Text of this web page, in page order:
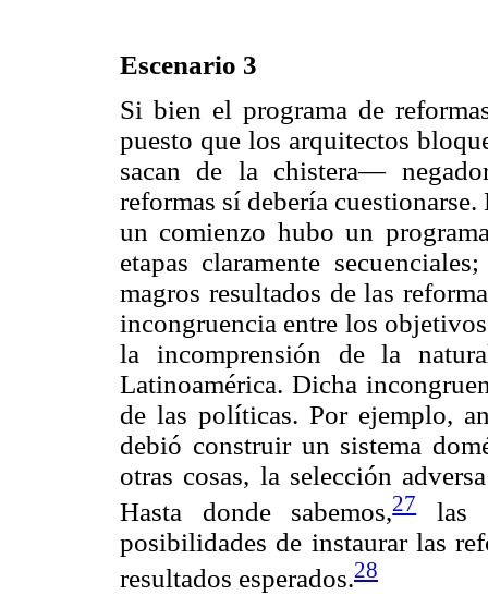
Escenario 3
Si bien el programa de
puesto que los arquitectos
sacan de la chistera—
reformas sí debería
un comienzo hubo un
etapas claramente
magros resultados de las
incongruencia entre los
la incomprensión de la
Latinoamérica. Dicha
de las políticas. Por ejemplo,
debió construir un sistema
otras cosas, la selección
Hasta donde sabemos,27las
posibilidades de instaurar las
resultados esperados.28